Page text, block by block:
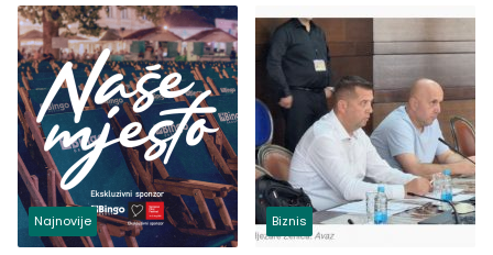
(FOTO)
Najnovije Biznis